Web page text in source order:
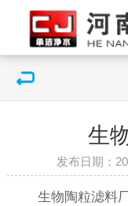
生
发布日期：
生物陶粒滤料